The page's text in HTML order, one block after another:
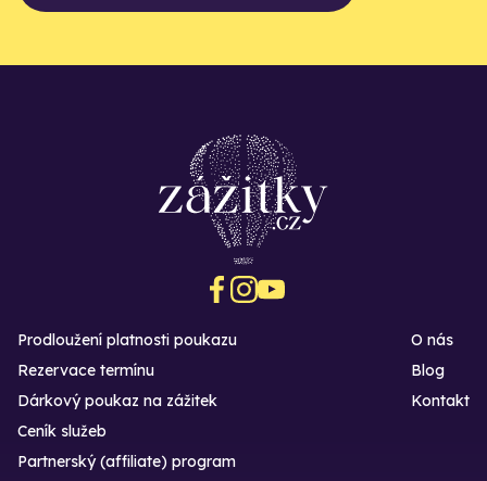
Prodloužení platnosti poukazu
Rezervace termínu
Dárkový poukaz na zážitek
O nás
Blog
Kontakt
Ceník služeb
Partnerský (affiliate) program